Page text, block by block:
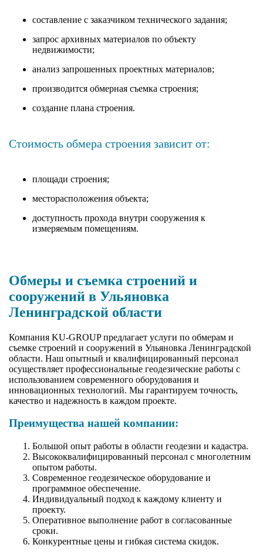
составление с заказчиком технического задания;
запрос архивных материалов по объекту
недвижимости;
анализ запрошенных проектных материалов;
производится обмерная съемка строения;
создание плана строения.
Стоимость обмера строения зависит от:
площади строения;
месторасположения объекта;
доступность прохода внутри сооружения к
измеряемым помещениям.
Обмеры и съемка строений и
сооружений в Ульяновка
Ленинградской области
Компания KU-GROUP предлагает услуги по обмерам и
съемке строений и сооружений в Ульяновка Ленинградской
области. Наш опытный и квалифицированный персонал
осуществляет профессиональные геодезические работы с
использованием современного оборудования и
инновационных технологий. Мы гарантируем точность,
качество и надежность в каждом проекте.
Преимущества нашей компании:
Большой опыт работы в области геодезии и кадастра.
Высококвалифицированный персонал с многолетним
опытом работы.
Современное геодезическое оборудование и
программное обеспечение.
Индивидуальный подход к каждому клиенту и
проекту.
Оперативное выполнение работ в согласованные
сроки.
Конкурентные цены и гибкая система скидок.